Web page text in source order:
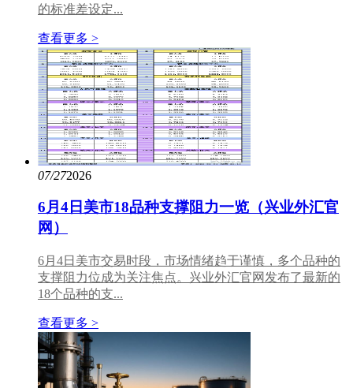
的标准差设定...
查看更多 >
07/272026
6月4日美市18品种支撑阻力一览（兴业外汇官
网）
6月4日美市交易时段，市场情绪趋于谨慎，多个品种的
支撑阻力位成为关注焦点。兴业外汇官网发布了最新的
18个品种的支...
查看更多 >